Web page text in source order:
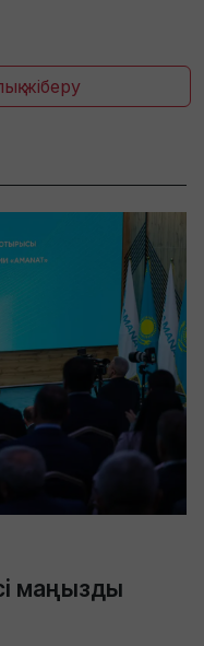
жіберу
маңызды